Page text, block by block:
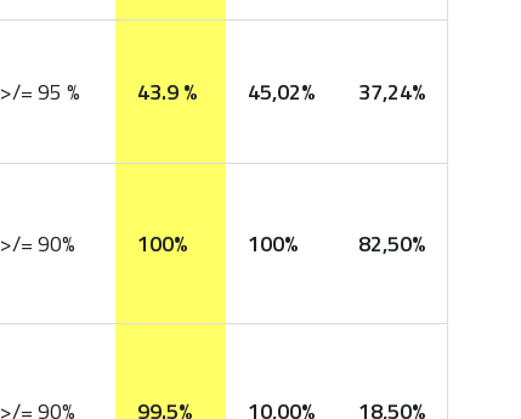
>/= 95 % 43.9 % 45,02% 37,24%
>/= 90% 100% 100% 82,50%
>/= 90% 99.5% 10,00% 18,50%